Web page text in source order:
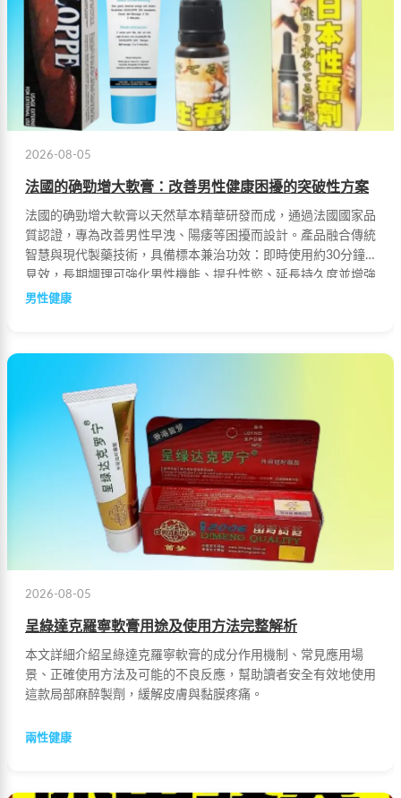
2026-08-05
法國的确勁增大軟膏：改善男性健康困擾的突破性方案
法國的确勁增大軟膏以天然草本精華研發而成，通過法國國家品
質認證，專為改善男性早洩、陽痿等困擾而設計。產品融合傳統
智慧與現代製藥技術，具備標本兼治功效：即時使用約30分鐘
見效，長期調理可強化男性機能、提升性慾、延長持久度並增強
勃起強度。天然草本成分溫和無副作用，是男性追求健康生活的
男性健康
2026-08-05
呈綠達克羅寧軟膏用途及使用方法完整解析
本文詳細介紹呈綠達克羅寧軟膏的成分作用機制、常見應用場
景、正確使用方法及可能的不良反應，幫助讀者安全有效地使用
這款局部麻醉製劑，緩解皮膚與黏膜疼痛。
兩性健康